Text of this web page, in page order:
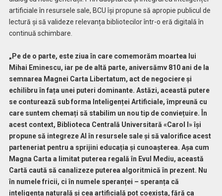
artificiale în resursele sale, BCU își propune să apropie publicul de
lectură și să valideze relevanța bibliotecilor într-o eră digitală în
continuă schimbare.
„Pe de o parte, este ziua în care comemorăm moartea lui
Mihai Eminescu, iar pe de altă parte, aniversămv 810 ani de la
semnarea Magnei Carta Libertatum, act de negociere și
echilibru în fața unei puteri dominante. Astăzi, această putere
se conturează sub forma Inteligenței Artificiale, împreună cu
care suntem chemați să stabilim un nou tip de conviețuire. În
acest context, Biblioteca Centrală Universitară «Carol I» își
propune să integreze AI în resursele sale și să valorifice acest
parteneriat pentru a sprijini educația și cunoașterea. Așa cum
Magna Carta a limitat puterea regală în Evul Mediu, această
Cartă caută să canalizeze puterea algoritmică în prezent. Nu
în numele fricii, ci în numele speranței – speranța că
inteligența naturală și cea artificială pot coexista, fără ca